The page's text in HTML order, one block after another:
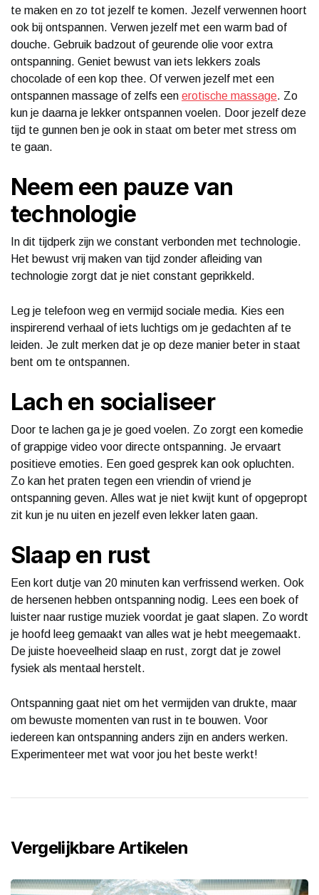
te maken en zo tot jezelf te komen. Jezelf verwennen hoort
ook bij ontspannen. Verwen jezelf met een warm bad of
douche. Gebruik badzout of geurende olie voor extra
ontspanning. Geniet bewust van iets lekkers zoals
chocolade of een kop thee. Of verwen jezelf met een
ontspannen massage of zelfs een erotische massage. Zo
kun je daarna je lekker ontspannen voelen. Door jezelf deze
tijd te gunnen ben je ook in staat om beter met stress om
te gaan.
Neem een pauze van
technologie
In dit tijdperk zijn we constant verbonden met technologie.
Het bewust vrij maken van tijd zonder afleiding van
technologie zorgt dat je niet constant geprikkeld.
Leg je telefoon weg en vermijd sociale media. Kies een
inspirerend verhaal of iets luchtigs om je gedachten af te
leiden. Je zult merken dat je op deze manier beter in staat
bent om te ontspannen.
Lach en socialiseer
Door te lachen ga je je goed voelen. Zo zorgt een komedie
of grappige video voor directe ontspanning. Je ervaart
positieve emoties. Een goed gesprek kan ook opluchten.
Zo kan het praten tegen een vriendin of vriend je
ontspanning geven. Alles wat je niet kwijt kunt of opgepropt
zit kun je nu uiten en jezelf even lekker laten gaan.
Slaap en rust
Een kort dutje van 20 minuten kan verfrissend werken. Ook
de hersenen hebben ontspanning nodig. Lees een boek of
luister naar rustige muziek voordat je gaat slapen. Zo wordt
je hoofd leeg gemaakt van alles wat je hebt meegemaakt.
De juiste hoeveelheid slaap en rust, zorgt dat je zowel
fysiek als mentaal herstelt.
Ontspanning gaat niet om het vermijden van drukte, maar
om bewuste momenten van rust in te bouwen. Voor
iedereen kan ontspanning anders zijn en anders werken.
Experimenteer met wat voor jou het beste werkt!
Vergelijkbare Artikelen